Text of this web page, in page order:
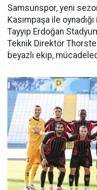
Samsunspor, yeni
Kasımpaşa ile
Tayyip Erdoğan
Teknik Direktör
beyazlı ekip,